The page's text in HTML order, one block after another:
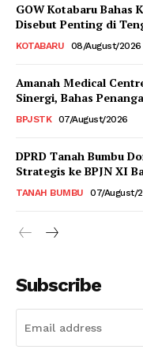
GOW Kotabaru Bahas
Disebut Penting di
KOTABARU 08/August/2026
Amanah Medical
Sinergi, Bahas
BPJSTK 07/August/2026
DPRD Tanah Bumbu
Strategis ke BPJN XI
TANAH BUMBU 07/August/
Subscribe